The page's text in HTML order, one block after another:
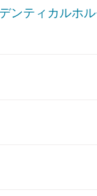
ンティカルホ